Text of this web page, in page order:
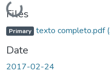
Loading...
Files
Primary texto completo.pdf
Date
2017-02-24